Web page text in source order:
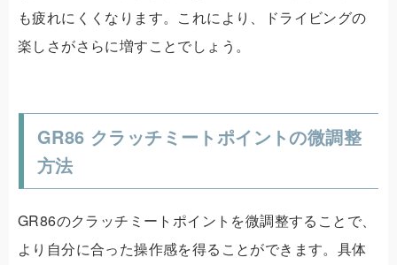
も疲れにくくなります。これにより、ドライビングの
楽しさがさらに増すことでしょう。
GR86 クラッチミートポイントの微調整
方法
GR86のクラッチミートポイントを微調整することで、
より自分に合った操作感を得ることができます。具体